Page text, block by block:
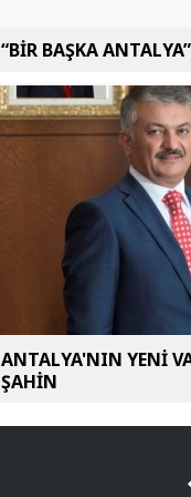
“BİR BAŞKA
ANTALYA'NIN YENİ
ŞAHİN